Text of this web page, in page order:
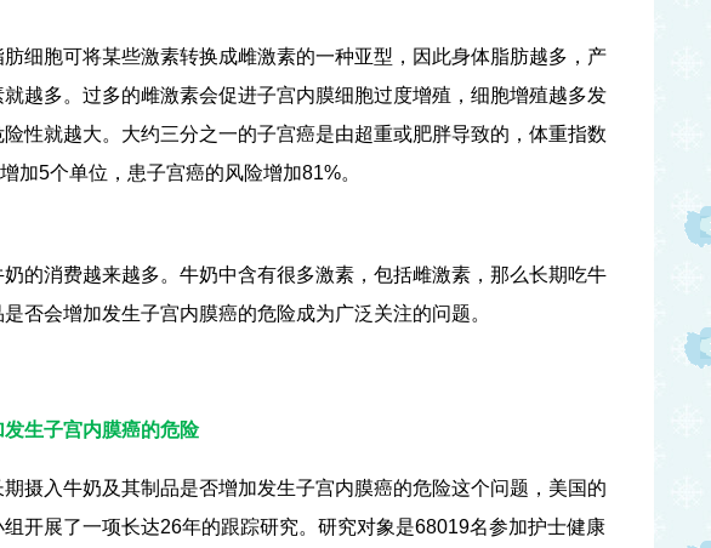
细胞可将某些激素转换成雌激素的一种亚型，因此身体脂肪越多，产
越多。过多的雌激素会促进子宫内膜细胞过度增殖，细胞增殖越多发
性就越大。大约三分之一的子宫癌是由超重或肥胖导致的，体重指数
加5个单位，患子宫癌的风险增加81%。
的消费越来越多。牛奶中含有很多激素，包括雌激素，那么长期吃牛
否会增加发生子宫内膜癌的危险成为广泛关注的问题。
生子宫内膜癌的危险
期摄入牛奶及其制品是否增加发生子宫内膜癌的危险这个问题，美国的
开展了一项长达26年的跟踪研究。研究对象是68019名参加护士健康